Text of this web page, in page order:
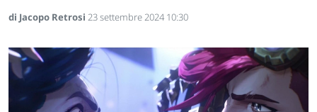
di Jacopo Retrosi 23 settembre 2024 10:30